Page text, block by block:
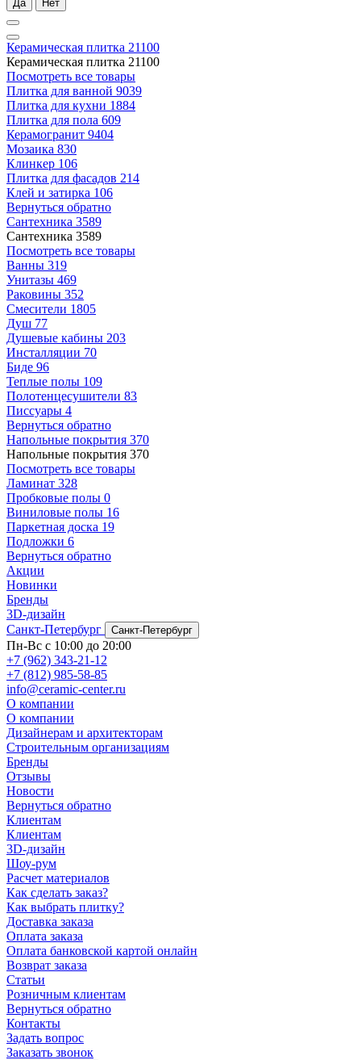
Да Нет
Керамическая плитка 21100
Керамическая плитка 21100
Посмотреть все товары
Плитка для ванной 9039
Плитка для кухни 1884
Плитка для пола 609
Керамогранит 9404
Мозаика 830
Клинкер 106
Плитка для фасадов 214
Клей и затирка 106
Вернуться обратно
Сантехника 3589
Сантехника 3589
Посмотреть все товары
Ванны 319
Унитазы 469
Раковины 352
Смесители 1805
Душ 77
Душевые кабины 203
Инсталляции 70
Биде 96
Теплые полы 109
Полотенцесушители 83
Писсуары 4
Вернуться обратно
Напольные покрытия 370
Напольные покрытия 370
Посмотреть все товары
Ламинат 328
Пробковые полы 0
Виниловые полы 16
Паркетная доска 19
Подложки 6
Вернуться обратно
Акции
Новинки
Бренды
3D-дизайн
Санкт-Петербург
Санкт-Петербург
Пн-Вс с 10:00 до 20:00
+7 (962) 343-21-12
+7 (812) 985-58-85
info@ceramic-center.ru
О компании
О компании
Дизайнерам и архитекторам
Строительным организациям
Бренды
Отзывы
Новости
Вернуться обратно
Клиентам
Клиентам
3D-дизайн
Шоу-рум
Расчет материалов
Как сделать заказ?
Как выбрать плитку?
Доставка заказа
Оплата заказа
Оплата банковской картой онлайн
Возврат заказа
Статьи
Розничным клиентам
Вернуться обратно
Контакты
Задать вопрос
Заказать звонок